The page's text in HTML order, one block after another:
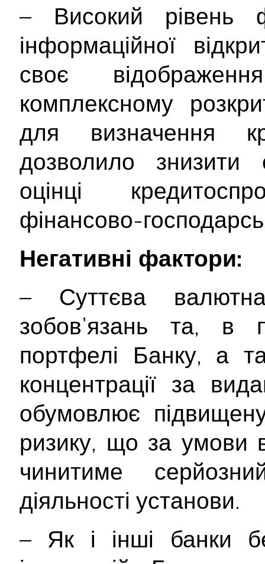
– Високий рівень
інформаційної
своє
комплексному
для визначення
дозволило знизити
оцінці
фінансово-
Негативні фактори:
– Суттєва
зобов’язань та, в
портфелі Банку, а
концентрації за
обумовлює
ризику, що за умови
чинитиме
діяльності установи.
– Як і інші банки